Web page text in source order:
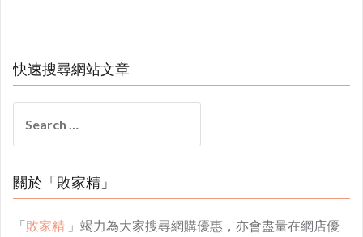
快速搜尋網站文章
for:
關於「敗家精」
「敗家精 」竭力為大家搜尋網購優惠，亦會盡量在網店優